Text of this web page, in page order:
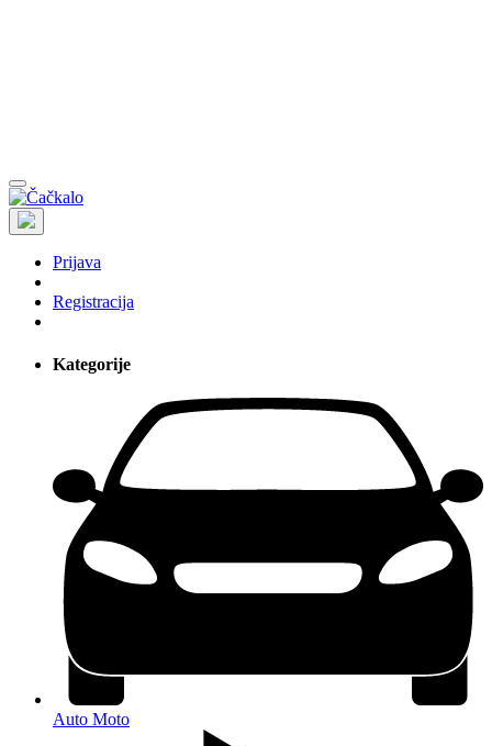
Prijava
Registracija
Kategorije
Auto Moto